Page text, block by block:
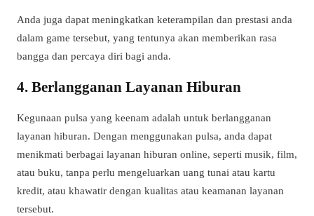
Anda juga dapat meningkatkan keterampilan dan prestasi anda
dalam game tersebut, yang tentunya akan memberikan rasa
bangga dan percaya diri bagi anda.
4. Berlangganan Layanan Hiburan
Kegunaan pulsa yang keenam adalah untuk berlangganan
layanan hiburan. Dengan menggunakan pulsa, anda dapat
menikmati berbagai layanan hiburan online, seperti musik, film,
atau buku, tanpa perlu mengeluarkan uang tunai atau kartu
kredit, atau khawatir dengan kualitas atau keamanan layanan
tersebut.